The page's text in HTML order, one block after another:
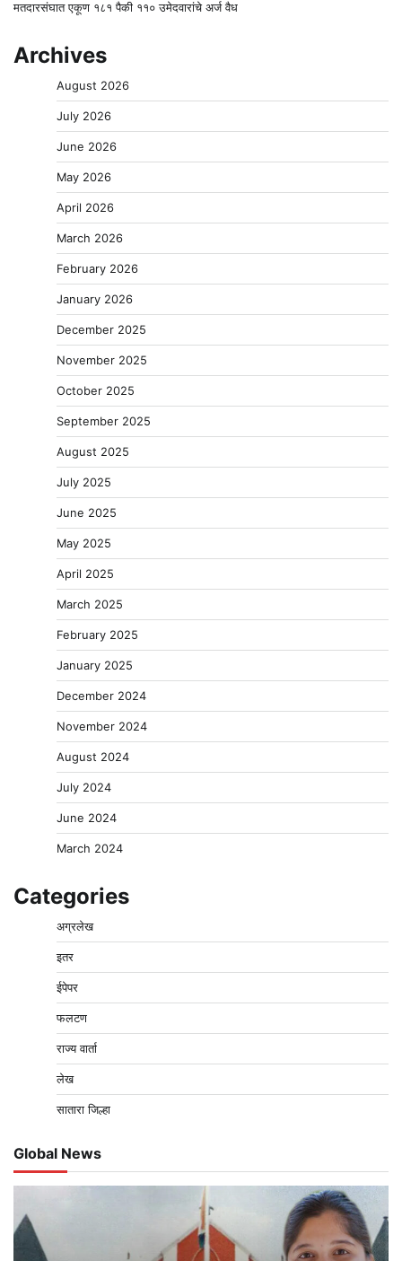
मतदारसंघात एकूण १८१ पैकी ११० उमेदवारांचे अर्ज वैध
Archives
August 2026
July 2026
June 2026
May 2026
April 2026
March 2026
February 2026
January 2026
December 2025
November 2025
October 2025
September 2025
August 2025
July 2025
June 2025
May 2025
April 2025
March 2025
February 2025
January 2025
December 2024
November 2024
August 2024
July 2024
June 2024
March 2024
Categories
अग्रलेख
इतर
ईपेपर
फलटण
राज्य वार्ता
लेख
सातारा जिल्हा
Global News